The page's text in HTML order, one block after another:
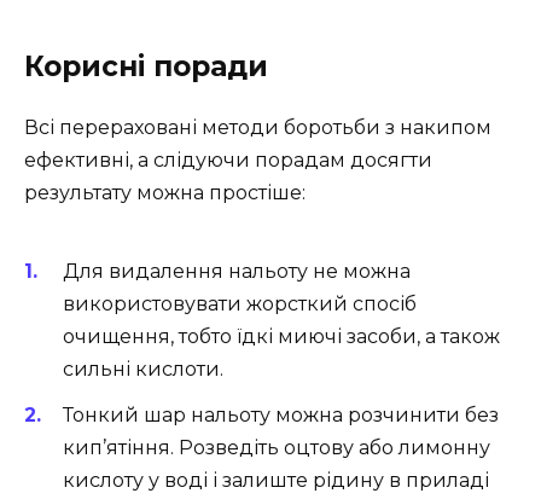
Корисні поради
Всі перераховані методи боротьби з накипом
ефективні, а слідуючи порадам досягти
результату можна простіше:
Для видалення нальоту не можна
використовувати жорсткий спосіб
очищення, тобто їдкі миючі засоби, а також
сильні кислоти.
Тонкий шар нальоту можна розчинити без
кип’ятіння. Розведіть оцтову або лимонну
кислоту у воді і залиште рідину в приладі